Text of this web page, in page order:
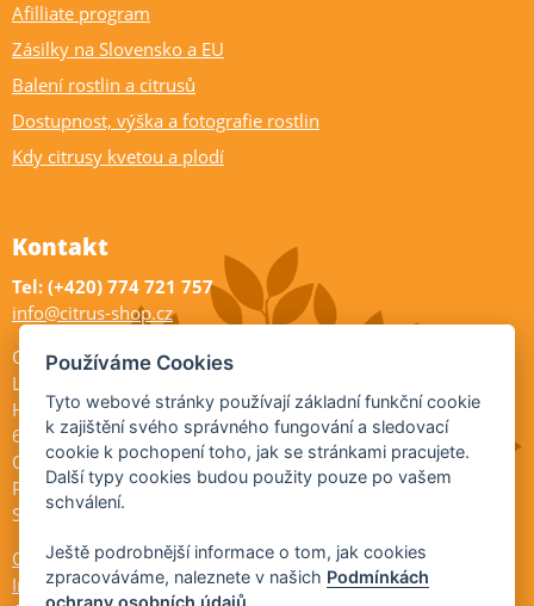
Afilliate program
Zásilky na Slovensko a EU
Balení rostlin a citrusů
Dostupnost, výška a fotografie rostlin
Kdy citrusy kvetou a plodí
Kontakt
Tel: (+420) 774 721 757
info@citrus-shop.cz
Citrus shop zahradnictví
Legionářů 2
Hodonín
695 01
Otevřeno:
Po-Pá 9-17
So 9-11:30
Ochrana osobních údajů
Informace ÚKZÚZ
Používáme Cookies
Tyto webové stránky používají základní funkční cookie
k zajištění svého správného fungování a sledovací
cookie k pochopení toho, jak se stránkami pracujete.
Další typy cookies budou použity pouze po vašem
schválení.
Ještě podrobnější informace o tom, jak cookies
zpracováváme, naleznete v našich Podmínkách